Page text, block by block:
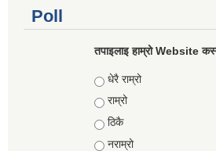
Poll
तपाइलाइ हाम्रो Website
Choices
धेरै राम्रो
राम्रो
ठिकै
नराम्रो